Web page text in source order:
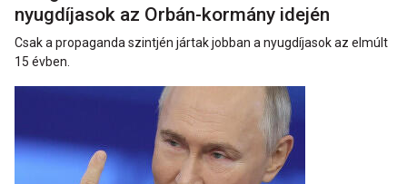
nyugdíjasok az Orbán-kormány idején
Csak a propaganda szintjén jártak jobban a nyugdíjasok az elmúlt
15 évben.